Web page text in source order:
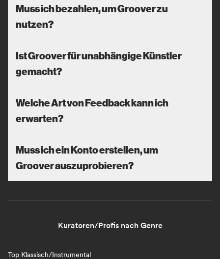
Muss ich bezahlen, um Groover zu
nutzen?
Ist Groover für unabhängige Künstler
gemacht?
Welche Art von Feedback kann ich
erwarten?
Muss ich ein Konto erstellen, um
Groover auszuprobieren?
Kuratoren/Profis nach Genre
Top Klassisch/Instrumental